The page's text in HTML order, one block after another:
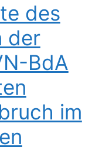
des
der
BdA
im